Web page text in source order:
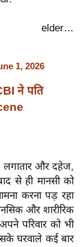
elder…
1, 2026
ने पति
लगातार और दहेज,
से ही मानसी को
करना पड़ रहा
और शारीरिक
परिवार को भी
घरवाले कई बार